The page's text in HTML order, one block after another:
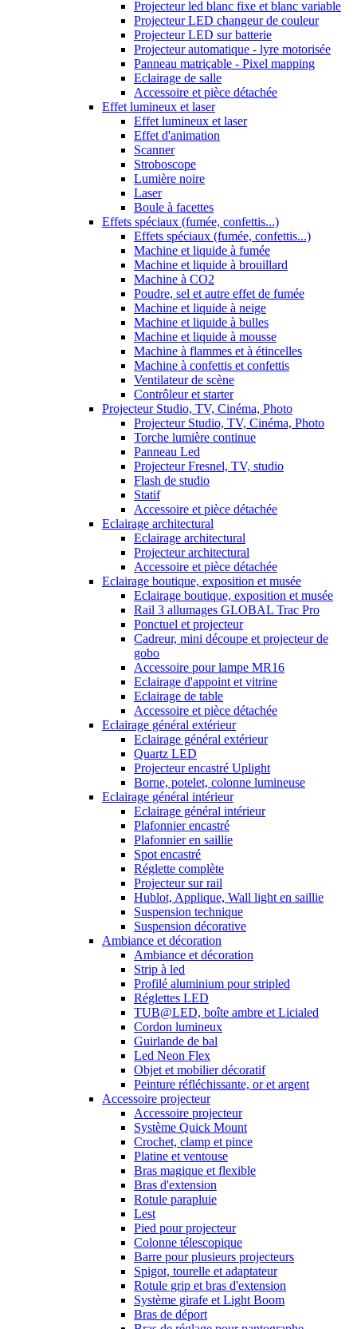
Projecteur led blanc fixe et blanc variable
Projecteur LED changeur de couleur
Projecteur LED sur batterie
Projecteur automatique - lyre motorisée
Panneau matriçable - Pixel mapping
Eclairage de salle
Accessoire et pièce détachée
Effet lumineux et laser
Effet lumineux et laser
Effet d'animation
Scanner
Stroboscope
Lumière noire
Laser
Boule à facettes
Effets spéciaux (fumée, confettis...)
Effets spéciaux (fumée, confettis...)
Machine et liquide à fumée
Machine et liquide à brouillard
Machine à CO2
Poudre, sel et autre effet de fumée
Machine et liquide à neige
Machine et liquide à bulles
Machine et liquide à mousse
Machine à flammes et à étincelles
Machine à confettis et confettis
Ventilateur de scène
Contrôleur et starter
Projecteur Studio, TV, Cinéma, Photo
Projecteur Studio, TV, Cinéma, Photo
Torche lumière continue
Panneau Led
Projecteur Fresnel, TV, studio
Flash de studio
Statif
Accessoire et pièce détachée
Eclairage architectural
Eclairage architectural
Projecteur architectural
Accessoire et pièce détachée
Eclairage boutique, exposition et musée
Eclairage boutique, exposition et musée
Rail 3 allumages GLOBAL Trac Pro
Ponctuel et projecteur
Cadreur, mini découpe et projecteur de
gobo
Accessoire pour lampe MR16
Eclairage d'appoint et vitrine
Eclairage de table
Accessoire et pièce détachée
Eclairage général extérieur
Eclairage général extérieur
Quartz LED
Projecteur encastré Uplight
Borne, potelet, colonne lumineuse
Eclairage général intérieur
Eclairage général intérieur
Plafonnier encastré
Plafonnier en saillie
Spot encastré
Réglette complète
Projecteur sur rail
Hublot, Applique, Wall light en saillie
Suspension technique
Suspension décorative
Ambiance et décoration
Ambiance et décoration
Strip à led
Profilé aluminium pour stripled
Réglettes LED
TUB@LED, boîte ambre et Licialed
Cordon lumineux
Guirlande de bal
Led Neon Flex
Objet et mobilier décoratif
Peinture réfléchissante, or et argent
Accessoire projecteur
Accessoire projecteur
Système Quick Mount
Crochet, clamp et pince
Platine et ventouse
Bras magique et flexible
Bras d'extension
Rotule parapluie
Lest
Pied pour projecteur
Colonne télescopique
Barre pour plusieurs projecteurs
Spigot, tourelle et adaptateur
Rotule grip et bras d'extension
Système girafe et Light Boom
Bras de déport